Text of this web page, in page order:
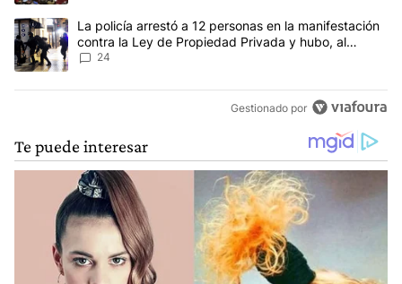
Un artículo de tendencia con el título "La policía arrestó a 12
La policía arrestó a 12 personas en la manifestación
contra la Ley de Propiedad Privada y hubo, al
menos, 3 agentes heridos
24
Gestionado por